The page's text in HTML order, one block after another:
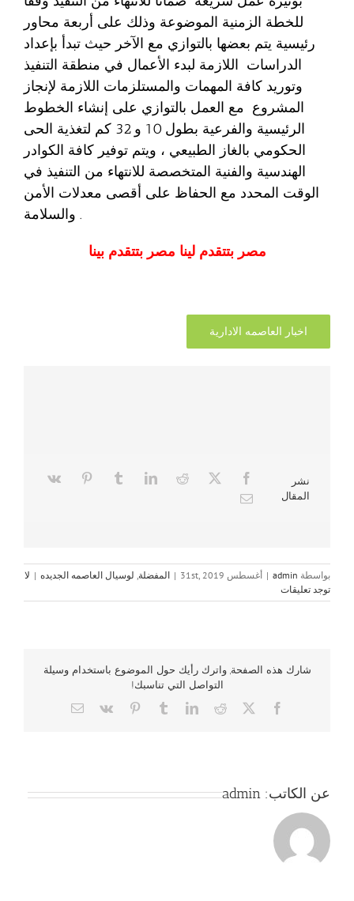
للخطة الزمنية الموضوعة وذلك على أربعة محاور
رئيسية يتم بعضها بالتوازي مع الآخر حيث تبدأ بإعداد
الدراسات اللازمة لبدء الأعمال في منطقة التنفيذ
وتوريد كافة المهمات والمستلزمات اللازمة لإنجاز
المشروع مع العمل بالتوازي على إنشاء الخطوط
الرئيسية والفرعية بطول 10 و 32 كم لتغذية الحى
الحكومي بالغاز الطبيعي ، ويتم توفير كافة الكوادر
الهندسية والفنية المتخصصة للانتهاء من التنفيذ في
الوقت المحدد مع الحفاظ على أقصى معدلات الأمن
والسلامة .
مصر بتتقدم لينا مصر بتتقدم بينا
اخبار العاصمه الادارية
نشر
المقال
بواسطة admin
| أغسطس 31st, 2019 | المفضلة, لوسيال العاصمه الجديده | لا
توجد تعليقات
شارك هذه الصفحة, واترك رأيك حول الموضوع باستخدام وسيلة
التواصل التي تناسبك!
Facebook
X
Reddit
LinkedIn
Tumblr
Pinterest
Vk
Email
عن الكاتب: admin